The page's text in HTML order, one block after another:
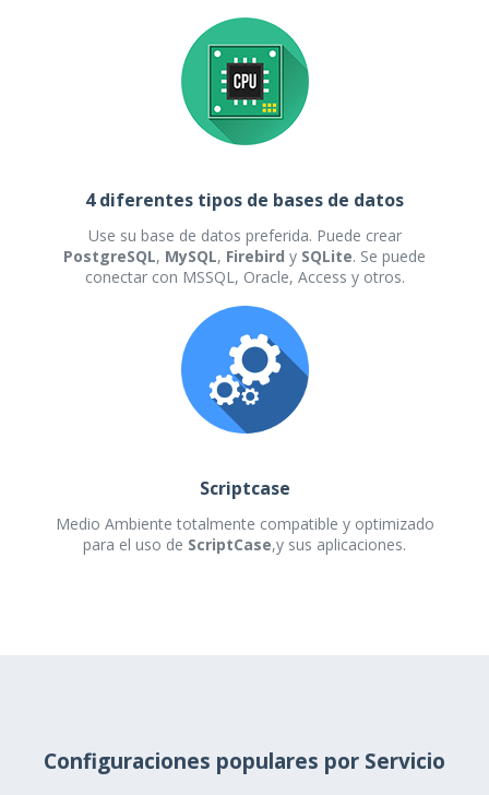
4 diferentes tipos de bases de datos
Use su base de datos preferida. Puede crear
PostgreSQL, MySQL, Firebird y SQLite. Se puede
conectar con MSSQL, Oracle, Access y otros.
Scriptcase
Medio Ambiente totalmente compatible y optimizado
para el uso de ScriptCase,y sus aplicaciones.
Configuraciones populares por Servicio